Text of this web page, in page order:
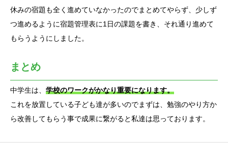
休みの宿題も全く進めていなかったのでまとめてやらず、少しず
つ進めるように宿題管理表に1日の課題を書き、それ通り進めて
もらうようにしました。
まとめ
中学生は、 学校のワークがかなり重要になります。
これを放置している子ども達が多いのでまずは、勉強のやり方か
ら改善してもらう事で成果に繋がると私達は思っております。